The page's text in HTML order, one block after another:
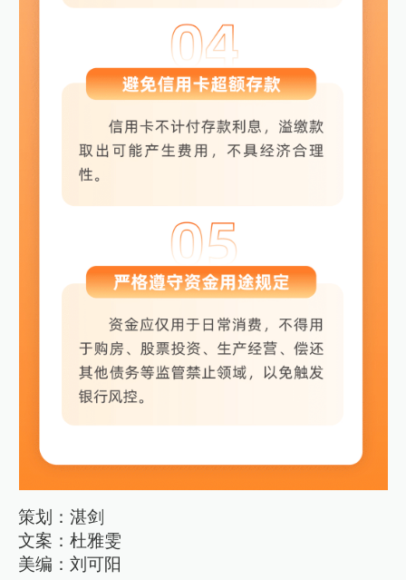
策划：湛剑
文案：杜雅雯
美编：刘可阳